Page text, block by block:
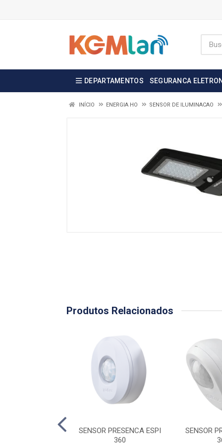
DEPARTAMENTOS SEGURANCA
INÍCIO ENERGIA HO SENSOR DE ILUMINACAO
Produtos Relacionados
SENSOR PRESENCA ESPI
360
SENSOR